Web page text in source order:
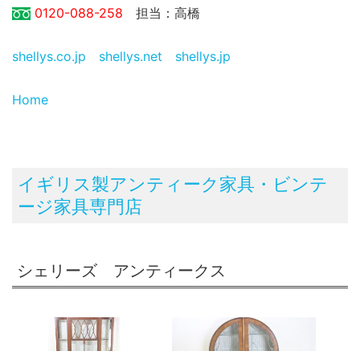
0120-088-258 担当：高橋
shellys.co.jp shellys.net shellys.jp
Home
イギリス製アンティーク家具・ビンテ
ージ家具専門店
シェリーズ アンティークス